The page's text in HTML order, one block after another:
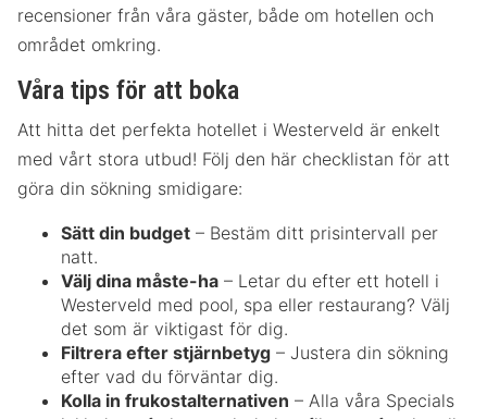
recensioner från våra gäster, både om hotellen och
området omkring.
Våra tips för att boka
Att hitta det perfekta hotellet i Westerveld är enkelt
med vårt stora utbud! Följ den här checklistan för att
göra din sökning smidigare:
Sätt din budget – Bestäm ditt prisintervall per
natt.
Välj dina måste-ha – Letar du efter ett hotell i
Westerveld med pool, spa eller restaurang? Välj
det som är viktigast för dig.
Filtrera efter stjärnbetyg – Justera din sökning
efter vad du förväntar dig.
Kolla in frukostalternativen – Alla våra Specials